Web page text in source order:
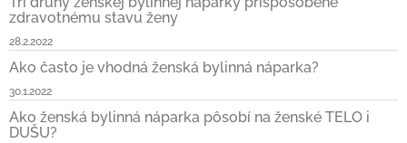
zdravotnému stavu ženy
28.2.2022
Ako často je vhodná ženská bylinná náparka?
30.1.2022
Ako ženská bylinná náparka pôsobí na ženské TELO i
DUŠU?